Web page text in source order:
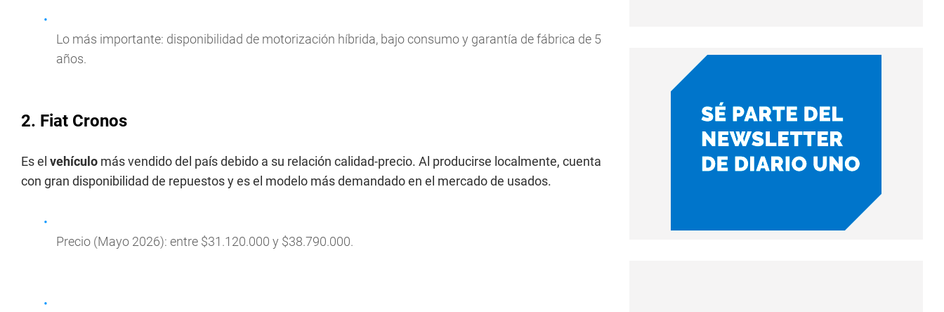
Lo más importante: disponibilidad de motorización híbrida, bajo consumo y garantía de fábrica de 5
años.
2. Fiat Cronos
Es el vehículo más vendido del país debido a su relación calidad-precio. Al producirse localmente, cuenta
con gran disponibilidad de repuestos y es el modelo más demandado en el mercado de usados.
Precio (Mayo 2026): entre $31.120.000 y $38.790.000.